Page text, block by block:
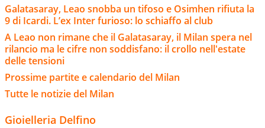
Galatasaray, Leao snobba un tifoso e Osimhen rifiuta la
9 di Icardi. L’ex Inter furioso: lo schiaffo al club
A Leao non rimane che il Galatasaray, il Milan spera nel
rilancio ma le cifre non soddisfano: il crollo nell'estate
delle tensioni
Prossime partite e calendario del Milan
Tutte le notizie del Milan
Gioielleria Delfino